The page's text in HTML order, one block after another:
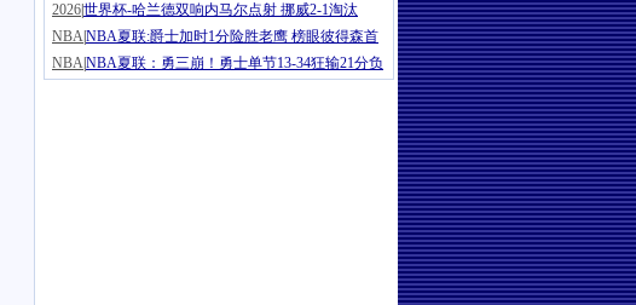
2026世界杯-哈兰德双响内马尔点射 挪威2-1淘汰
NBANBA夏联:爵士加时1分险胜老鹰 榜眼彼得森首
NBANBA夏联：勇三崩！勇士单节13-34狂输21分负